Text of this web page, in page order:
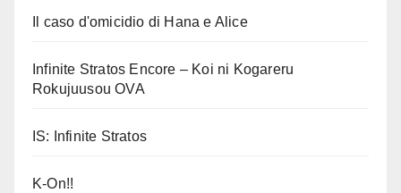
Il caso d'omicidio di Hana e Alice
Infinite Stratos Encore – Koi ni Kogareru
Rokujuusou OVA
IS: Infinite Stratos
K-On!!